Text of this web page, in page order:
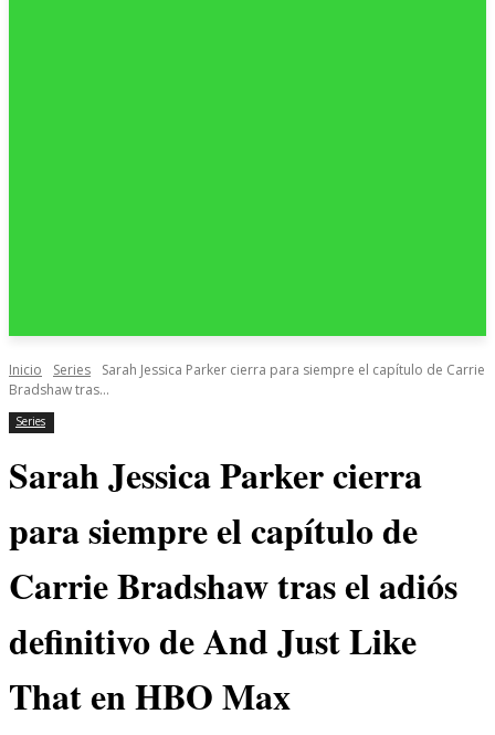
Inicio Series
Sarah Jessica Parker cierra para siempre el capítulo de Carrie
Bradshaw tras...
Series
Sarah Jessica Parker cierra
para siempre el capítulo de
Carrie Bradshaw tras el adiós
definitivo de And Just Like
That en HBO Max